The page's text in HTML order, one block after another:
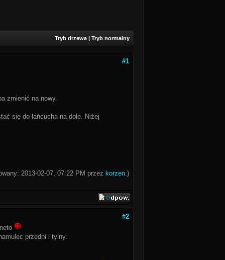
Tryb drzewa | Tryb normalny
#1
zmienić na nowy.
się do łańcucha na dole. Niżej
2013-02-07, 07:22 PM przez korzen.)
#2
przedni i tylny.